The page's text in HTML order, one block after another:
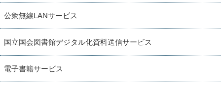
公衆無線LANサービス
国立国会図書館デジタル化資料送信サービス
電子書籍サービス